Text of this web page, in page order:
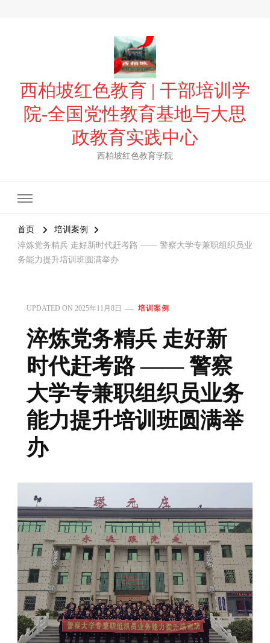
西柏坡红色教育 | 干部培训学
院-全国党性教育基地与大思
政教育实践中心
西柏坡红色教育学院
首页
培训案例
淬炼党务精兵 走好新时代赶考路 —— 警察大学专兼职组织员业
务能力提升培训班圆满举办
UPDATED ON 2025年11月8日 培训案例
淬炼党务精兵 走好新
时代赶考路 —— 警察
大学专兼职组织员业务
能力提升培训班圆满举
办